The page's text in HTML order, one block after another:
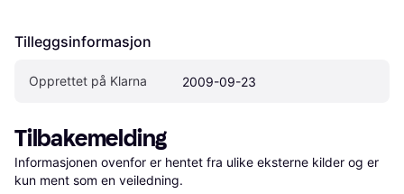
Tilleggsinformasjon
Opprettet på Klarna 2009-09-23
Tilbakemelding
Informasjonen ovenfor er hentet fra ulike eksterne kilder og er
kun ment som en veiledning.